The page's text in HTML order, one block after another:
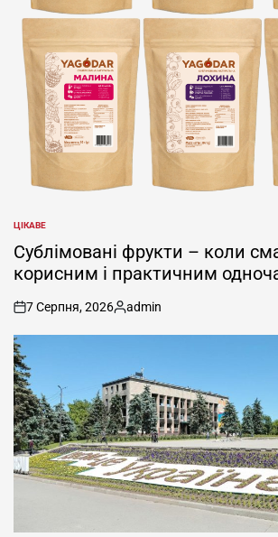
ОПУБЛІКУВАТИ
У
ЦІКАВЕ
Сублімовані фрукти – коли
корисним і практичним
on
7 Серпня, 2026
Опубліковано
admin